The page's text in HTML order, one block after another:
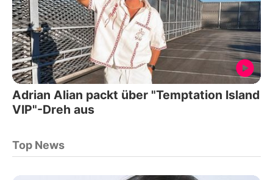
Adrian Alian packt über "Temptation Island
VIP"-Dreh aus
Top News